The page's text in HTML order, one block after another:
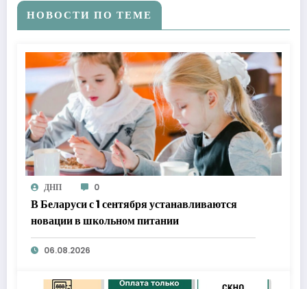
НОВОСТИ ПО ТЕМЕ
ДНП 0
В Беларуси с 1 сентября устанавливаются
новации в школьном питании
06.08.2026